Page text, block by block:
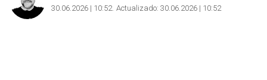
30.06.2026 | 10:52 Actualizado: 30.06.2026 | 10:52